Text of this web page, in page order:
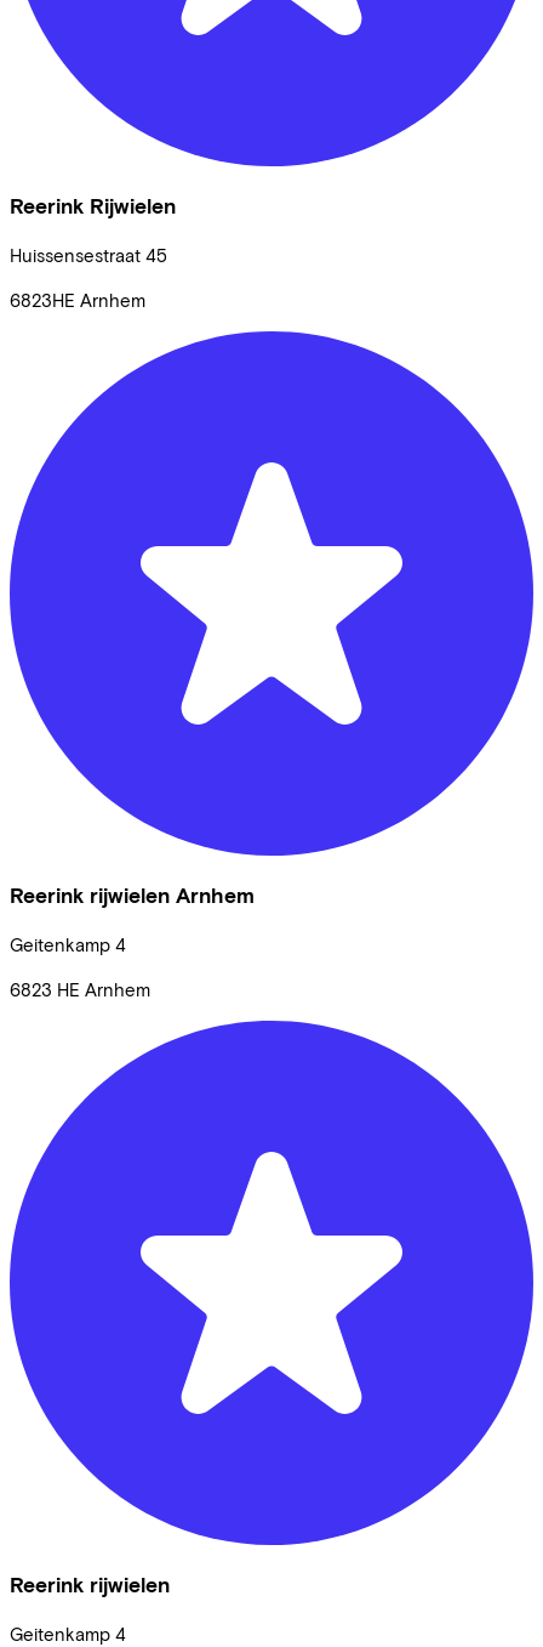
Reerink Rijwielen
Huissensestraat 45
6823HE Arnhem
Reerink rijwielen Arnhem
Geitenkamp 4
6823 HE Arnhem
Reerink rijwielen
Geitenkamp 4